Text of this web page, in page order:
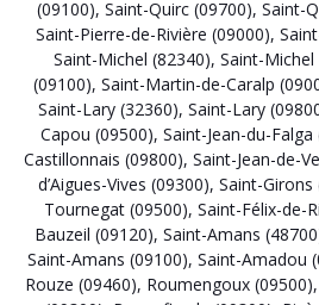
(09100), Saint-Quirc (09700), Saint-
Saint-Pierre-de-Rivière (09000),
Saint-Michel (82340), Saint-Michel
(09100), Saint-Martin-de-Caralp
Saint-Lary (32360), Saint-Lary
Capou (09500), Saint-Jean-du-Falga
Castillonnais (09800), Saint-Jean-de-
d’Aigues-Vives (09300), Saint-Girons
Tournegat (09500), Saint-Félix-de-
Bauzeil (09120), Saint-Amans
Saint-Amans (09100), Saint-Amadou
Rouze (09460), Roumengoux (09500),